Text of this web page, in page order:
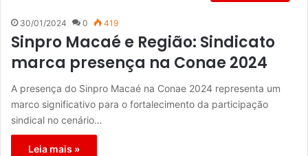
30/01/2024 0 419
Sinpro Macaé e Região: Sindicato
marca presença na Conae 2024
A presença do Sinpro Macaé na Conae 2024 representa um
marco significativo para o fortalecimento da participação
sindical no cenário…
Leia mais »